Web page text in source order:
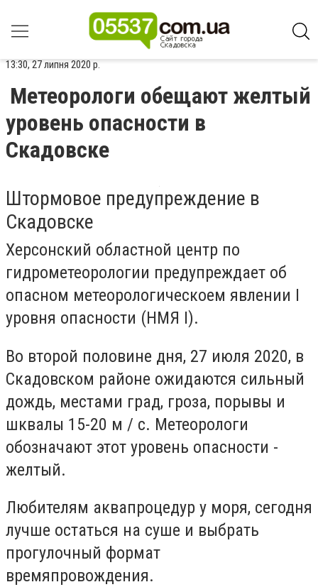
13:30, 27 липня 2020 р.
Метеорологи обещают желтый
уровень опасности в
Скадовске
Штормовое предупреждение в
Скадовске
Херсонский областной центр по
гидрометеорологии предупреждает об
опасном метеорологическоем явлении I
уровня опасности (НМЯ I).
Во второй половине дня, 27 июля 2020, в
Скадовском районе ожидаются сильный
дождь, местами град, гроза, порывы и
шквалы 15-20 м / с. Метеорологи
обозначают этот уровень опасности -
желтый.
Любителям аквапроцедур у моря, сегодня
лучше остаться на суше и выбрать
прогулочный формат
времяпровождения.